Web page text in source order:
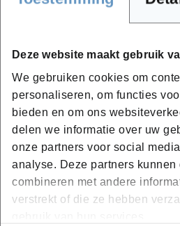
Deze website maakt gebruik
We gebruiken cookies om
personaliseren, om functies
bieden en om ons
delen we informatie over uw
onze partners voor social
analyse. Deze partners kunnen
combineren met andere
verstrekt of die ze hebben